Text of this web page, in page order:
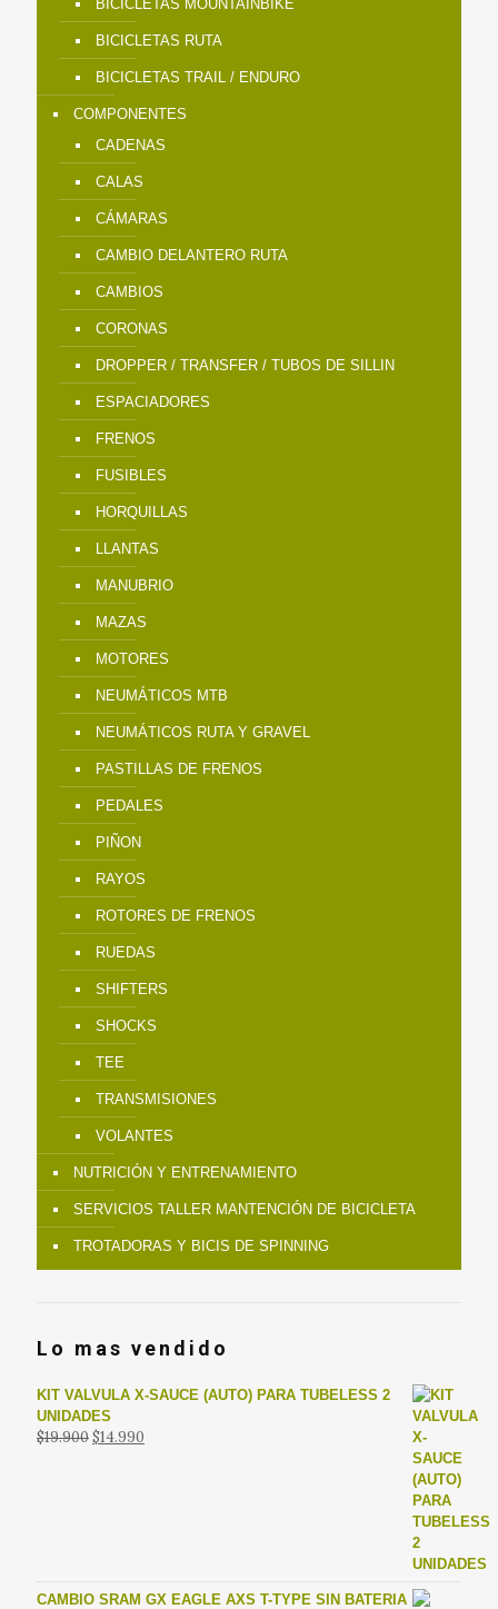
BICICLETAS MOUNTAINBIKE
BICICLETAS RUTA
BICICLETAS TRAIL / ENDURO
COMPONENTES
CADENAS
CALAS
CÁMARAS
CAMBIO DELANTERO RUTA
CAMBIOS
CORONAS
DROPPER / TRANSFER / TUBOS DE SILLIN
ESPACIADORES
FRENOS
FUSIBLES
HORQUILLAS
LLANTAS
MANUBRIO
MAZAS
MOTORES
NEUMÁTICOS MTB
NEUMÁTICOS RUTA Y GRAVEL
PASTILLAS DE FRENOS
PEDALES
PIÑON
RAYOS
ROTORES DE FRENOS
RUEDAS
SHIFTERS
SHOCKS
TEE
TRANSMISIONES
VOLANTES
NUTRICIÓN Y ENTRENAMIENTO
SERVICIOS TALLER MANTENCIÓN DE BICICLETA
TROTADORAS Y BICIS DE SPINNING
Lo mas vendido
KIT VALVULA X-SAUCE (AUTO) PARA TUBELESS 2
UNIDADES
$19.900El
$14.990
CAMBIO SRAM GX EAGLE AXS T-TYPE SIN BATERIA